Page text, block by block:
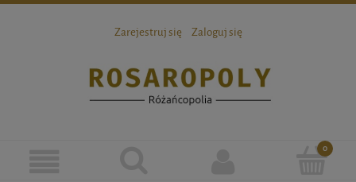
Zarejestruj się Zaloguj się